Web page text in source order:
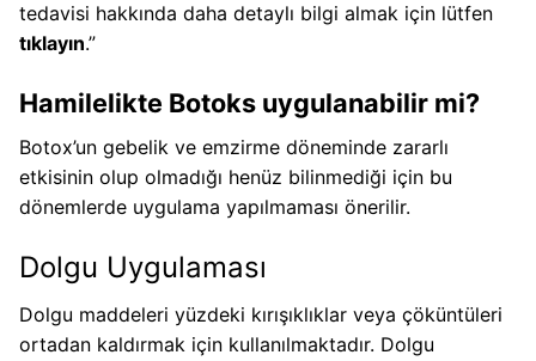
tedavisi hakkında daha detaylı bilgi almak için lütfen
tıklayın.”
Hamilelikte Botoks uygulanabilir mi?
Botox’un gebelik ve emzirme döneminde zararlı
etkisinin olup olmadığı henüz bilinmediği için bu
dönemlerde uygulama yapılmaması önerilir.
Dolgu Uygulaması
Dolgu maddeleri yüzdeki kırışıklıklar veya çöküntüleri
ortadan kaldırmak için kullanılmaktadır. Dolgu